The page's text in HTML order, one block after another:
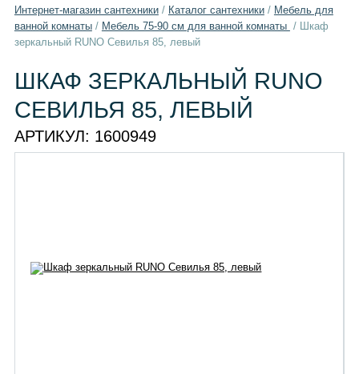
Интернет-магазин сантехники/ Каталог сантехники/ Мебель для
ванной комнаты/ Мебель 75-90 см для ванной комнаты / Шкаф
зеркальный RUNO Севилья 85, левый
ШКАФ ЗЕРКАЛЬНЫЙ RUNO
СЕВИЛЬЯ 85, ЛЕВЫЙ
АРТИКУЛ: 1600949